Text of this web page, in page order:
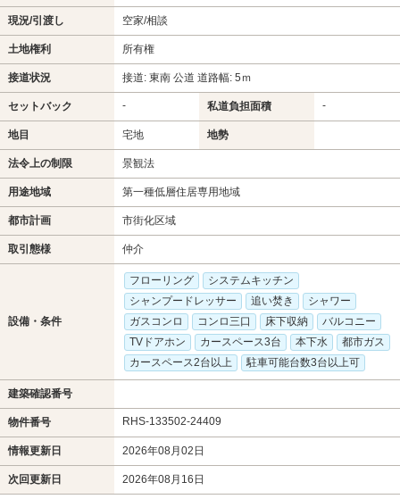
現況/引渡し 空家/相談
土地権利 所有権
接道状況 接道: 東南 公道 道路幅: 5ｍ
セットバック - 私道負担面積 -
地目 宅地 地勢
法令上の制限 景観法
用途地域 第一種低層住居専用地域
都市計画 市街化区域
取引態様 仲介
設備・条件
フローリング
システムキッチン
シャンプードレッサー
追い焚き
シャワー
ガスコンロ
コンロ三口 床下収納
バルコニー
TVドアホン
カースペース3台 本下水
都市ガス
カースペース2台以上
駐車可能台数3台以上可
建築確認番号
物件番号 RHS-133502-24409
情報更新日 2026年08月02日
次回更新日 2026年08月16日